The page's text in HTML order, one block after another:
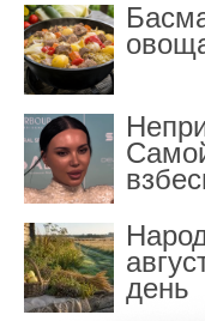
день